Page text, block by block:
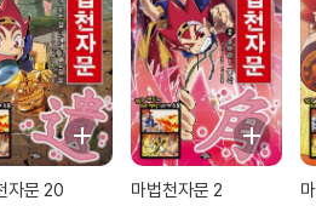
자문 20 마법천자문 2